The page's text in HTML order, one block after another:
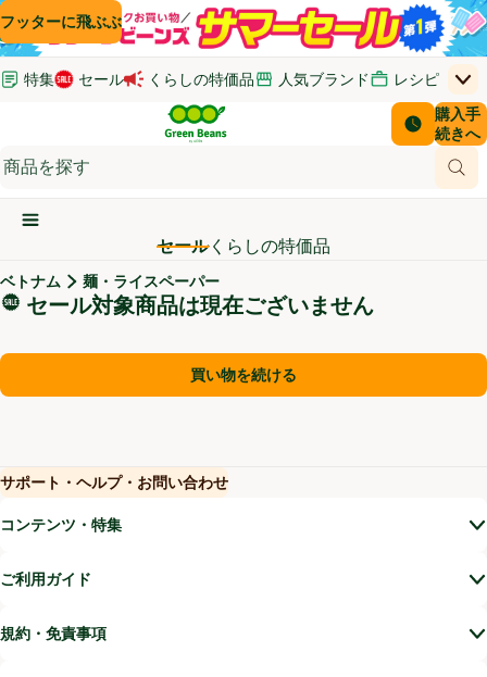
コンテンツに飛ぶ
検索に飛ぶ
フッターに飛ぶ
特集 セール くらしの特価品 人気ブランド レシピ
はじめてのお買い物ガイド
(新しいウィンドウで開く) (新しいウィンドウで開く)
サポート・ヘルプ・お問い合わせ
(新しいウィンドウで開く)
上
Green Beans
商
配送日時
購入手
続きへ
お客さ
￥0
メインメニュ―ボタン
セールくらしの特価品
セール対象商品
ベトナム 麺・ライスペーパー
セール対象商品は現在ございません
買い物を続ける
サポート・ヘルプ・お問い合わせ
(新しいウィンドウで開く)
コンテンツ・特集
ご利用ガイド
規約・免責事項